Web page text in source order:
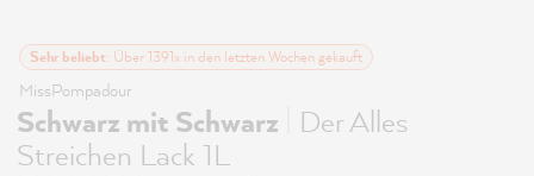
Sehr beliebt: Über 1391x in den letzten Wochen gekauft
MissPompadour
Schwarz mit Schwarz
Der Alles
Streichen Lack 1L